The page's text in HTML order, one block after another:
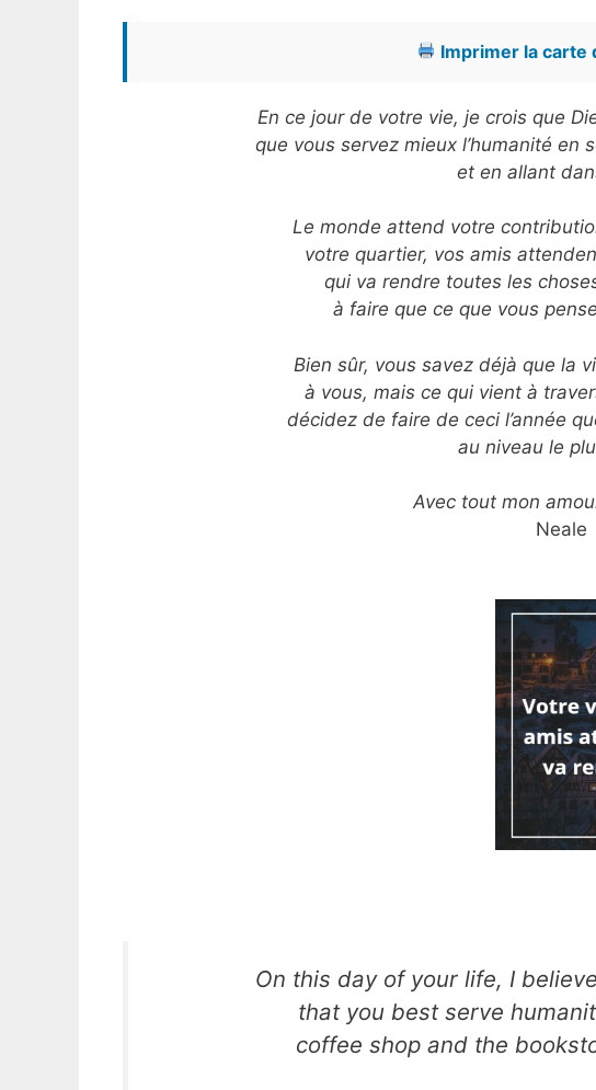
Imprimer la carte
En ce jour de votre vie, je crois que
que vous servez mieux l’humanité
et en allant
Le monde attend votre
votre quartier, vos amis
qui va rendre toutes les
à faire que ce que vous
Bien sûr, vous savez déjà que la
à vous, mais ce qui vient à
décidez de faire de ceci l’année
au niveau le
Avec tout mon
Neale
On this day of your life, I
that you best serve
coffee shop and the